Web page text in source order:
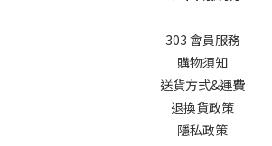
303 會員服務
購物須知
送貨方式&運費
退換貨政策
隱私政策